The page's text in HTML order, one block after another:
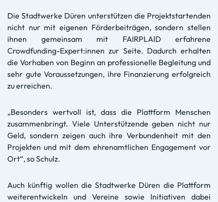
Die Stadtwerke Düren unterstützen die Projektstartenden
nicht nur mit eigenen Förderbeiträgen, sondern stellen
ihnen gemeinsam mit FAIRPLAID erfahrene
Crowdfunding-Expert:innen zur Seite. Dadurch erhalten
die Vorhaben von Beginn an professionelle Begleitung und
sehr gute Voraussetzungen, ihre Finanzierung erfolgreich
zu erreichen.
„Besonders wertvoll ist, dass die Plattform Menschen
zusammenbringt. Viele Unterstützende geben nicht nur
Geld, sondern zeigen auch ihre Verbundenheit mit den
Projekten und mit dem ehrenamtlichen Engagement vor
Ort“, so Schulz.
Auch künftig wollen die Stadtwerke Düren die Plattform
weiterentwickeln und Vereine sowie Initiativen dabei